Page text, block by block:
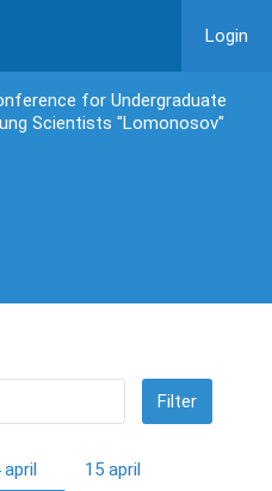
Login
for Undergraduate
Scientists "Lomonosov"
Filter
april
15 april